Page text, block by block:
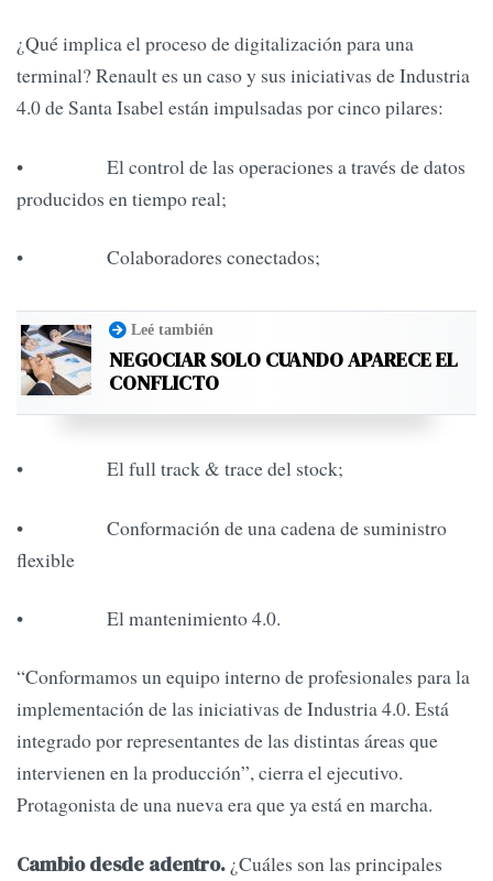
¿Qué implica el proceso de digitalización para una
terminal? Renault es un caso y sus iniciativas de Industria
4.0 de Santa Isabel están impulsadas por cinco pilares:
• El control de las operaciones a través de datos
producidos en tiempo real;
• Colaboradores conectados;
Leé también
NEGOCIAR SOLO CUANDO APARECE EL
CONFLICTO
• El full track & trace del stock;
• Conformación de una cadena de suministro
flexible
• El mantenimiento 4.0.
“Conformamos un equipo interno de profesionales para la
implementación de las iniciativas de Industria 4.0. Está
integrado por representantes de las distintas áreas que
intervienen en la producción”, cierra el ejecutivo.
Protagonista de una nueva era que ya está en marcha.
Cambio desde adentro. ¿Cuáles son las principales